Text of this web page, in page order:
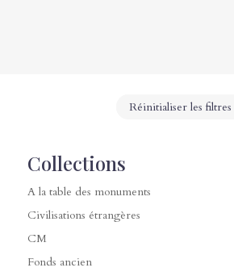
Réinitialiser les filtres
Collections
A la table des monuments
Civilisations étrangères
CM
Fonds ancien